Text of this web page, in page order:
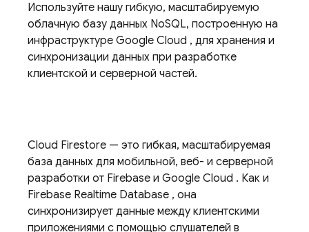
Используйте нашу гибкую, масштабируемую
облачную базу данных NoSQL, построенную на
инфраструктуре Google Cloud , для хранения и
синхронизации данных при разработке
клиентской и серверной частей.
Cloud Firestore — это гибкая, масштабируемая
база данных для мобильной, веб- и серверной
разработки от Firebase и Google Cloud . Как и
Firebase Realtime Database , она
синхронизирует данные между клиентскими
приложениями с помощью слушателей в